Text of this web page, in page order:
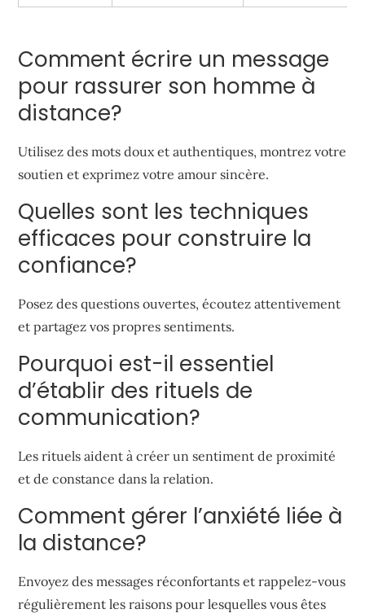
Comment écrire un message
pour rassurer son homme à
distance?
Utilisez des mots doux et authentiques, montrez votre
soutien et exprimez votre amour sincère.
Quelles sont les techniques
efficaces pour construire la
confiance?
Posez des questions ouvertes, écoutez attentivement
et partagez vos propres sentiments.
Pourquoi est-il essentiel
d’établir des rituels de
communication?
Les rituels aident à créer un sentiment de proximité
et de constance dans la relation.
Comment gérer l’anxiété liée à
la distance?
Envoyez des messages réconfortants et rappelez-vous
régulièrement les raisons pour lesquelles vous êtes